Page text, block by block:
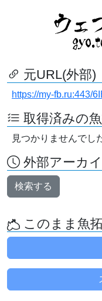
元URL(外部)
https://my-fb.ru:443/
取得済みの
見つかりませんでし
外部アーカ
検索する
このまま魚